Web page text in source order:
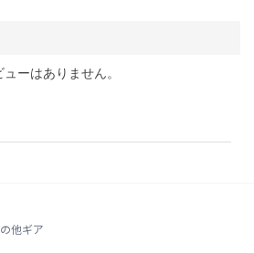
ューはありません。
他ギア